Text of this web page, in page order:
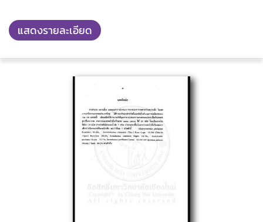
แสดงรายละเอียด